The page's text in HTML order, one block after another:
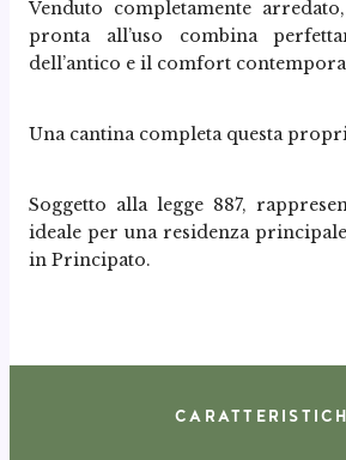
Venduto completamente
pronta all’uso combina
dell’antico e il comfort
Una cantina completa questa
Soggetto alla legge 887,
ideale per una residenza
in Principato.